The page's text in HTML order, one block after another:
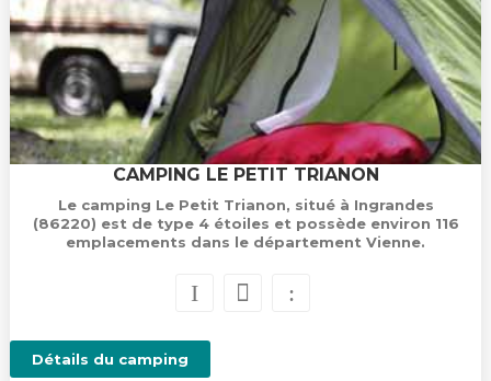
CAMPING LE PETIT TRIANON
Le camping Le Petit Trianon, situé à Ingrandes
(86220) est de type 4 étoiles et possède environ 116
emplacements dans le département Vienne.
Détails du camping